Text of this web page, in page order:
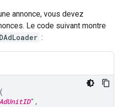
annonce, vous devez
Le code suivant montre
:
(
" ,